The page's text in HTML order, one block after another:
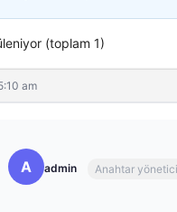
(toplam 1)
am
A admin Anahtar yönetici